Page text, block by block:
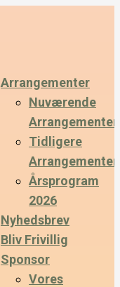
Arrangementer
Nuværende
Arrangementer
Tidligere
Arrangementer
Årsprogram
2026
Nyhedsbrev
Bliv Frivillig
Sponsor
Vores